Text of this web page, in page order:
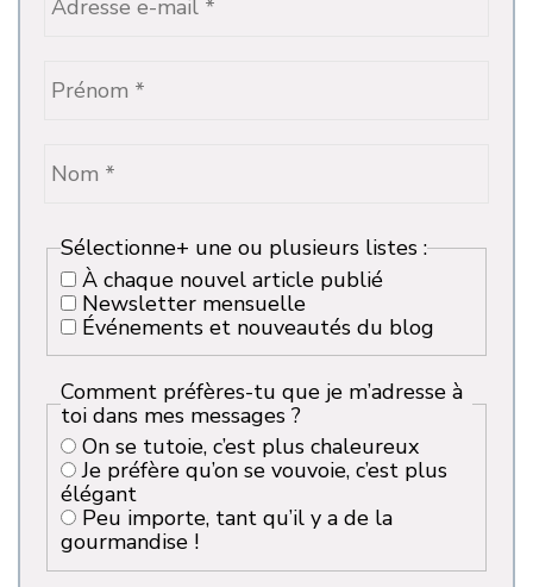
Sélectionne+ une ou plusieurs listes :
À chaque nouvel article publié
Newsletter mensuelle
Événements et nouveautés du blog
Comment préfères-tu que je m’adresse à
toi dans mes messages ?
On se tutoie, c’est plus chaleureux
Je préfère qu’on se vouvoie, c’est plus
élégant
gourmandise !